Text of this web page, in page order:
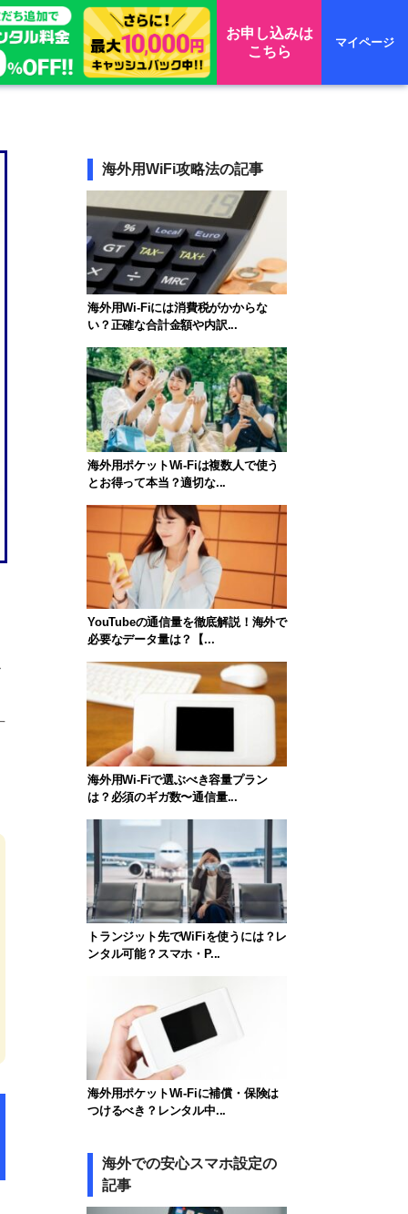
お申し込みは
こちら
マイページ
海外用WiFi攻略法の記事
海外用Wi-Fiには消費税がかからな
い？正確な合計金額や内訳...
海外用ポケットWi-Fiは複数人で使う
とお得って本当？適切な...
YouTubeの通信量を徹底解説！海外で
必要なデータ量は？【...
海外用Wi-Fiで選ぶべき容量プラン
は？必須のギガ数〜通信量...
トランジット先でWiFiを使うには？レ
ンタル可能？スマホ・P...
海外用ポケットWi-Fiに補償・保険は
つけるべき？レンタル中...
海外での安心スマホ設定の
記事